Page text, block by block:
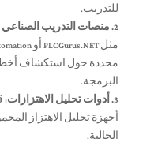
للتدريب.
2. منصات التدريب الصناعي عبر الإنترنت:
محددة حول استكشاف
البرمجة.
3. أدوات تحليل الاهتزازات:
الحالية.